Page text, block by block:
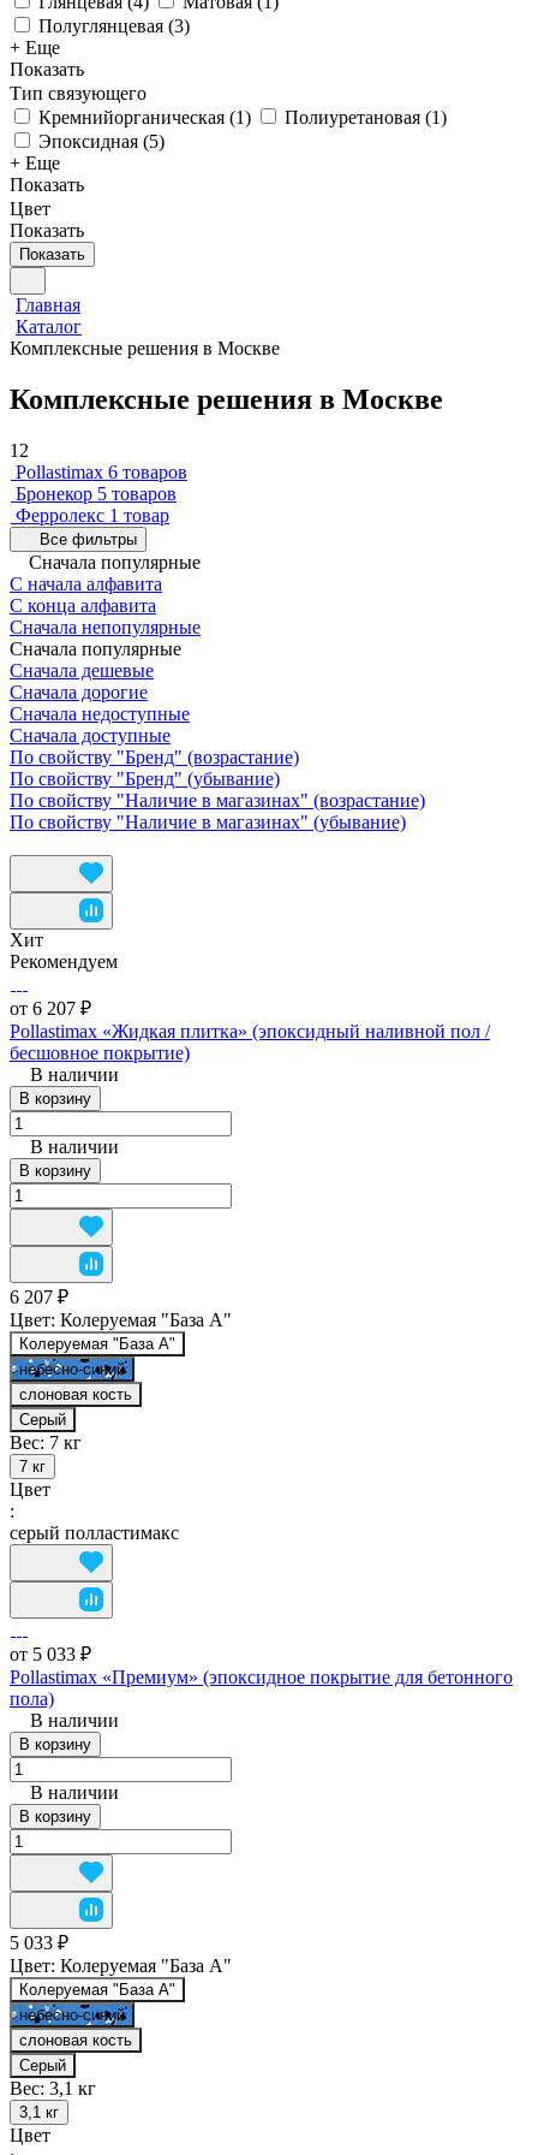
Полуглянцевая (3)
+ Еще
Показать
Тип связующего
Кремнийорганическая (1) Полиуретановая (1)
Эпоксидная (5)
+ Еще
Показать
Цвет
Показать
Показать
Главная
Каталог
Комплексные решения в Москве
Комплексные решения в Москве
12
Pollastimax 6 товаров
Бронекор 5 товаров
Ферролекс 1 товар
Все фильтры
Сначала популярные
С начала алфавита
С конца алфавита
Сначала непопулярные
Сначала популярные
Сначала дешевые
Сначала дорогие
Сначала недоступные
Сначала доступные
По свойству "Бренд" (возрастание)
По свойству "Бренд" (убывание)
По свойству "Наличие в магазинах" (возрастание)
По свойству "Наличие в магазинах" (убывание)
Хит
Рекомендуем
от 6 207 ₽
Pollastimax «Жидкая плитка» (эпоксидный наливной пол /
бесшовное покрытие)
В наличии
В корзину
В наличии
В корзину
6 207 ₽
Цвет: Колеруемая "База А"
Колеруемая "База А"
небесно-синий
слоновая кость
Серый
Вес: 7 кг
7 кг
Цвет
:
серый полластимакс
от 5 033 ₽
Pollastimax «Премиум» (эпоксидное покрытие для бетонного
пола)
В наличии
В корзину
В наличии
В корзину
5 033 ₽
Цвет: Колеруемая "База А"
Колеруемая "База А"
небесно-синий
слоновая кость
Серый
Вес: 3,1 кг
3,1 кг
Цвет